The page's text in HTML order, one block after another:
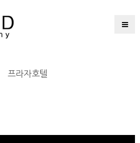
프라자호텔